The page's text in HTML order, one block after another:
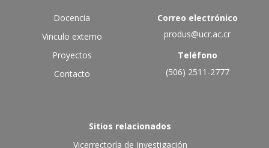
Docencia
Vinculo externo
Proyectos
Contacto
Correo electrónico
produs@ucr.ac.cr
Teléfono
(506) 2511-2777
Sitios relacionados
Vicerrectoría de Investigación